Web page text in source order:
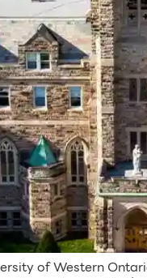
of Western